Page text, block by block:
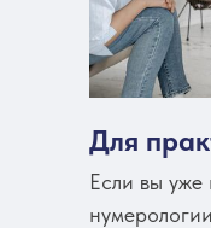
Для
Если вы уже